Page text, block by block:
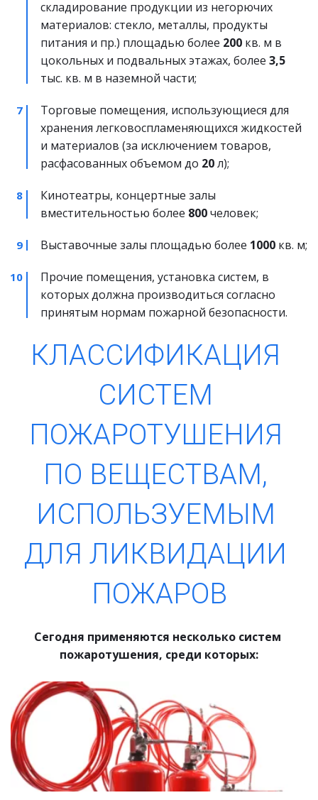
складирование продукции из негорючих
материалов: стекло, металлы, продукты
питания и пр.) площадью более 200 кв. м в
цокольных и подвальных этажах, более 3,5
тыс. кв. м в наземной части;
Торговые помещения, использующиеся для
хранения легковоспламеняющихся жидкостей
и материалов (за исключением товаров,
расфасованных объемом до 20 л);
Кинотеатры, концертные залы
вместительностью более 800 человек;
Выставочные залы площадью более 1000 кв. м;
Прочие помещения, установка систем, в
которых должна производиться согласно
принятым нормам пожарной безопасности.
КЛАССИФИКАЦИЯ
СИСТЕМ
ПОЖАРОТУШЕНИЯ
ПО ВЕЩЕСТВАМ,
ИСПОЛЬЗУЕМЫМ
ДЛЯ ЛИКВИДАЦИИ
ПОЖАРОВ
Сегодня применяются несколько систем
пожаротушения, среди которых: